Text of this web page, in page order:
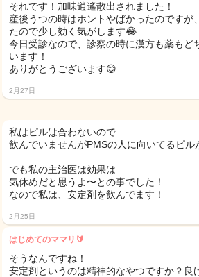
それです！加味逍遙散出されました！
産後うつの時はホントやばかったのですが
たので少し効く気がします😂
今日受診なので、診察の時に漢方も薬もど
います！
ありがとうございます😊
2月27日
私はピルは合わないので
飲んでいませんがPMSの人に向いてるピル
でも私の主治医は効果は
気休めだと思うよ〜との事でした！
なので私は、安定剤を飲んでます！
2月25日
はじめてのママリ🔰
そうなんですね！
安定剤というのは精神的なやつですか？良